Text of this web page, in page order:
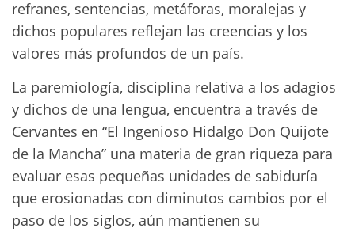
refranes, sentencias, metáforas, moralejas y
dichos populares reflejan las creencias y los
valores más profundos de un país.
La paremiología, disciplina relativa a los adagios
y dichos de una lengua, encuentra a través de
Cervantes en “El Ingenioso Hidalgo Don Quijote
de la Mancha” una materia de gran riqueza para
evaluar esas pequeñas unidades de sabiduría
que erosionadas con diminutos cambios por el
paso de los siglos, aún mantienen su